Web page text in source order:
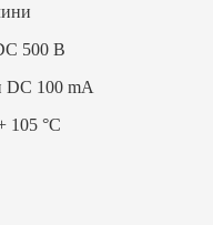
500 В
DC 100 mA
105 °С